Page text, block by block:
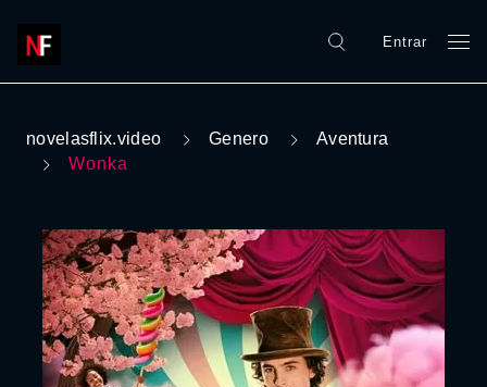
Entrar
novelasflix.video Genero
Aventura
Wonka